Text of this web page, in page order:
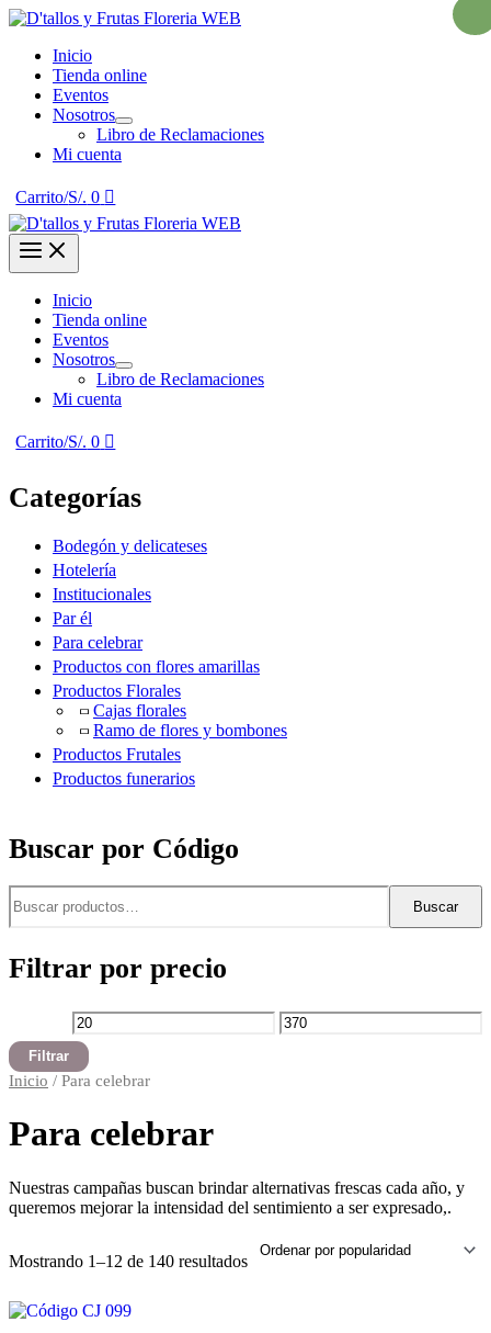
Ir
contenido
Inicio
Tienda online
Eventos
Nosotros
Libro de Reclamaciones
Mi cuenta
Carrito/S/. 0
Inicio
Tienda online
Eventos
Nosotros
Libro de Reclamaciones
Mi cuenta
Carrito/S/. 0
Categorías
Bodegón y delicateses
Hotelería
Institucionales
Par él
Para celebrar
Productos con flores amarillas
Productos Florales
Cajas florales
Ramo de flores y bombones
Productos Frutales
Productos funerarios
Buscar por Código
Buscar
por:
Buscar
Filtrar por precio
Precio Precio
Filtrar
Inicio / Para celebrar
Para celebrar
Nuestras campañas buscan brindar alternativas frescas cada año, y
queremos mejorar la intensidad del sentimiento a ser expresado,.
Mostrando 1–12 de 140 resultadosOrdenado